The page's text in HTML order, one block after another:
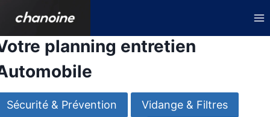
contenu
planning entretien
Sécurité & Prévention Vidange & Filtres